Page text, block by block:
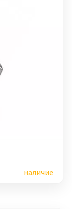
наличие